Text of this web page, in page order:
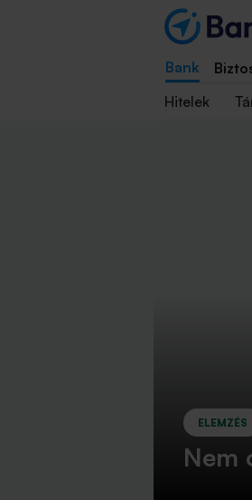
Bank
Hitelek
ELEMZÉS
Nem